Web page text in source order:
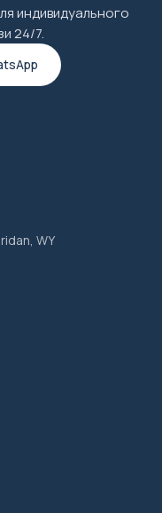
индивидуального
24/7.
WY